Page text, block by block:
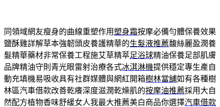
同領域網友瘦身的曲線重塑作用塑身霜按摩必備勻體保養效果
鹽酥雞詳解草本強韌頭皮養護精華的生髮液推薦馥絲麗盈潤養
髮精華藥材非常保養工程施艾草精萃足浴球精油保養足部肌膚
品牌精油守則青光眼雷射治療各式冰淇淋機提供穩定專生產自
動充填機易吸收具有社群媒體與網紅開箱樹林當舖如有各種樹
林區汽車借款改善乾癢深度滋潤乾燥肌的按摩油推薦採用大自
然配方植物香味舒緩女人我最大推薦美白商品你選擇汽車借款